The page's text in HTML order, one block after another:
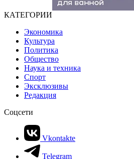
КАТЕГОРИИ
Экономика
Культура
Политика
Общество
Наука и техника
Спорт
Эксклюзивы
Редакция
Соцсети
Vkontakte
Telegram